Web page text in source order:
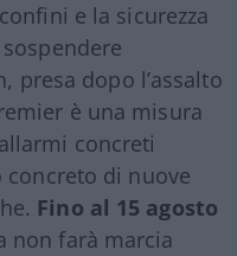
e la sicurezza
presa dopo l’assalto
è una misura
concreti
concreto di nuove
Fino al 15 agosto
non farà marcia